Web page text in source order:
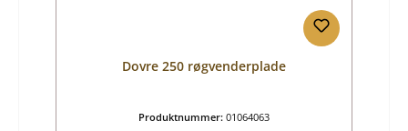
Dovre 250 røgvenderplade
Produktnummer: 01064063